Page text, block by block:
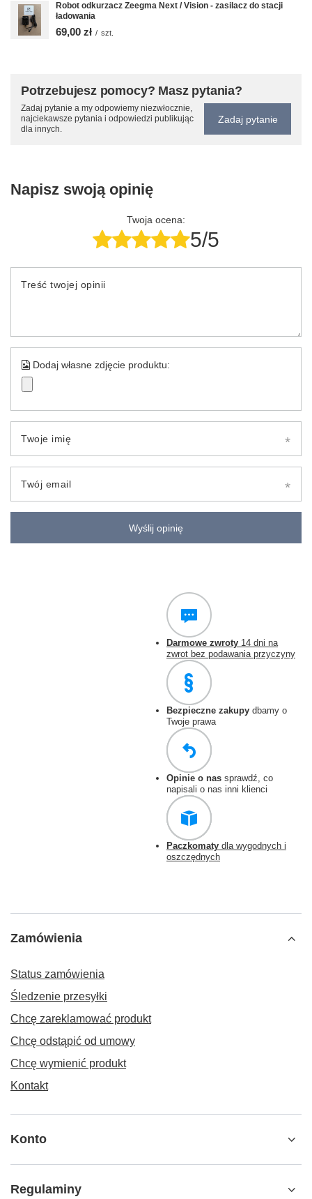
Robot odkurzacz Zeegma Next / Vision - zasilacz do stacji
ładowania
69,00 zł / szt.
Potrzebujesz pomocy? Masz pytania?
Zadaj pytanie a my odpowiemy niezwłocznie,
najciekawsze pytania i odpowiedzi publikując
dla innych.
Zadaj pytanie
Napisz swoją opinię
Twoja ocena:
5/5
Treść twojej opinii
Dodaj własne zdjęcie produktu:
Twoje imię
Twój email
Wyślij opinię
Darmowe zwroty 14 dni na
zwrot bez podawania przyczyny
Bezpieczne zakupy dbamy o
Twoje prawa
Opinie o nas sprawdź, co
napisali o nas inni klienci
Paczkomaty dla wygodnych i
oszczędnych
Zamówienia
Status zamówienia
Śledzenie przesyłki
Chcę zareklamować produkt
Chcę odstąpić od umowy
Chcę wymienić produkt
Kontakt
Konto
Regulaminy